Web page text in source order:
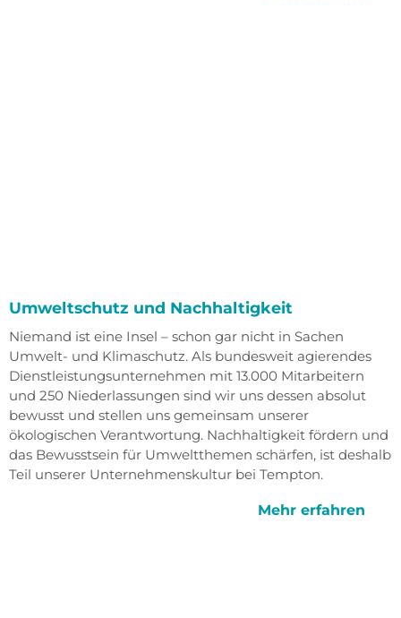
Umweltschutz und Nachhaltigkeit
Niemand ist eine Insel – schon gar nicht in Sachen
Umwelt- und Klimaschutz. Als bundesweit agierendes
Dienst­leistungs­unternehmen mit 13.000 Mitarbeitern
und 250 Niederlassungen sind wir uns dessen absolut
bewusst und stellen uns gemeinsam unserer
ökologischen Verantwortung. Nachhaltigkeit fördern und
das Bewusstsein für Umweltthemen schärfen, ist deshalb
Teil unserer Unternehmenskultur bei Tempton.
Mehr erfahren